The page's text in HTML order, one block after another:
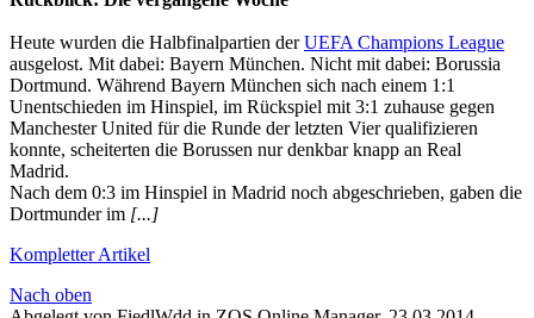
Heute wurden die Halbfinalpartien derUEFA Champions League
ausgelost. Mit dabei: Bayern München. Nicht mit dabei: Borussia
Dortmund. Während Bayern München sich nach einem 1:1
Unentschieden im Hinspiel, im Rückspiel mit 3:1 zuhause gegen
Manchester United für die Runde der letzten Vier qualifizieren
konnte, scheiterten die Borussen nur denkbar knapp an Real
Madrid.
Nach dem 0:3 im Hinspiel in Madrid noch abgeschrieben, gaben die
Dortmunder im [...]
Kompletter Artikel
Nach oben